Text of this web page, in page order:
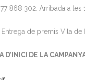
868 302. Arribada a les
Entrega de premis Vila de
D’INICI DE LA